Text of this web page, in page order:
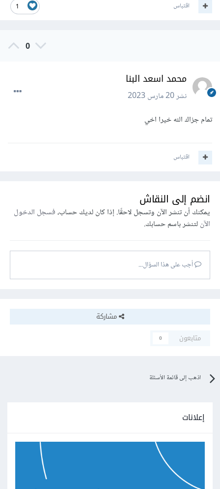
1 اقتباس
0
محمد اسعد البنا
نشر20 مارس 2023
تمام جزاك الله خيرا اخي
اقتباس
انضم إلى النقاش
يمكنك أن تنشر الآن وتسجل لاحقًا. إذا كان لديك حساب،فسجل الدخول
الآنلتنشر باسم حسابك.
أجب على هذا السؤال...
مشاركة
متابعون
0
اذهب إلى قائمة الأسئلة
إعلانات